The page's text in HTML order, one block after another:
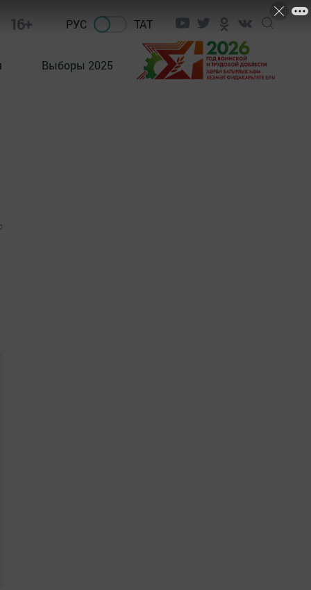
16+ РУС ТАТ
Выборы 2025